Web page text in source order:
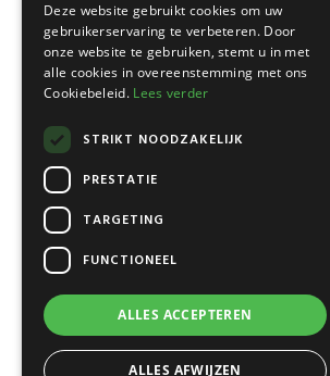
NEWSLETTER
JA, HOU ME OP DE HOOGTE
Deze website gebruikt cookies om uw
gebruikerservaring te verbeteren. Door
onze website te gebruiken, stemt u in met
alle cookies in overeenstemming met ons
Cookiebeleid. Lees verder
STRIKT NOODZAKELIJK
PRESTATIE
TARGETING
FUNCTIONEEL
ALLES ACCEPTEREN
ALLES AFWIJZEN